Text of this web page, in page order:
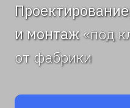
и монтаж«под
от фабрики